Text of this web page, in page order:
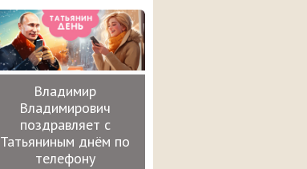
Владимир
Владимирович
поздравляет с
Татьяниным днём по
телефону